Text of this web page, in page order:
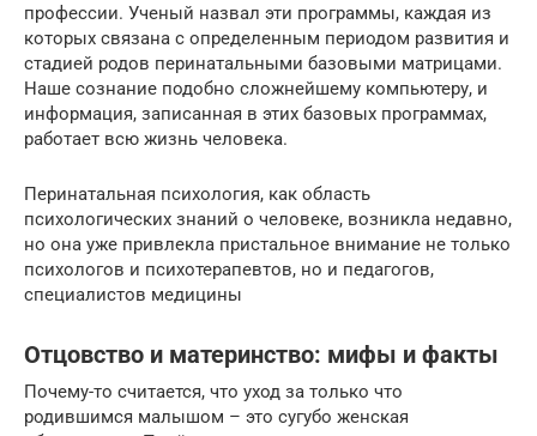
профессии. Ученый назвал эти программы, каждая из
которых связана с определенным периодом развития и
стадией родов перинатальными базовыми матрицами.
Наше сознание подобно сложнейшему компьютеру, и
информация, записанная в этих базовых программах,
работает всю жизнь человека.
Перинатальная психология, как область
психологических знаний о человеке, возникла недавно,
но она уже привлекла пристальное внимание не только
психологов и психотерапевтов, но и педагогов,
специалистов медицины
Отцовство и материнство: мифы и факты
Почему-то считается, что уход за только что
родившимся малышом – это сугубо женская